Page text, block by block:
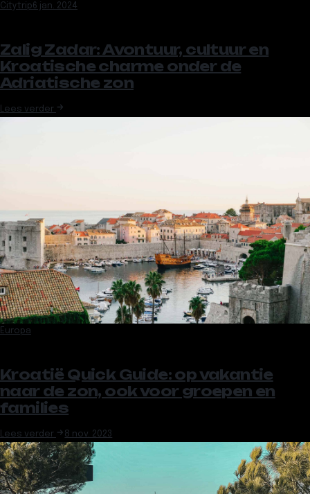
Citytrip 6 jan. 2024
Zalig Zadar: Avontuur, cultuur en
Kroatische charme onder de
Adriatische zon
Lees verder
Europa
Kroatië Quick Guide: op vakantie
naar de zon, ook voor groepen en
families
Lees verder 8 nov. 2023